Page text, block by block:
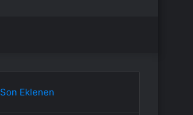
Son Eklenen